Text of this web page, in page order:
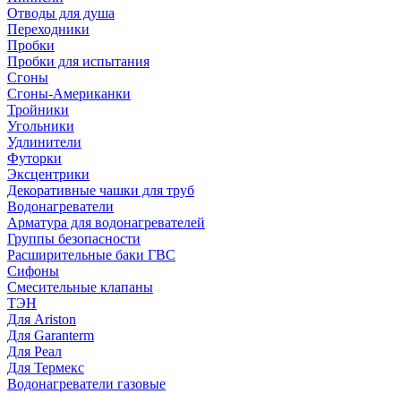
Отводы для душа
Переходники
Пробки
Пробки для испытания
Сгоны
Сгоны-Американки
Тройники
Угольники
Удлинители
Футорки
Эксцентрики
Декоративные чашки для труб
Водонагреватели
Арматура для водонагревателей
Группы безопасности
Расширительные баки ГВС
Сифоны
Смесительные клапаны
ТЭН
Для Ariston
Для Garanterm
Для Реал
Для Термекс
Водонагреватели газовые